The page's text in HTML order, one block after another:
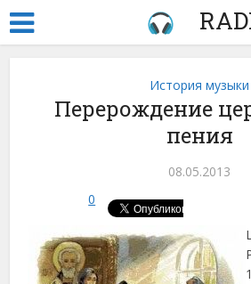
История музыки
Перерождение
пения
08.05.2013
0